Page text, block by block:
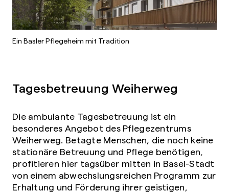
Ein Basler Pflegeheim mit Tradition
Tagesbetreuung Weiherweg
Die ambulante Tagesbetreuung ist ein
besonderes Angebot des Pflegezentrums
Weiherweg. Betagte Menschen, die noch keine
stationäre Betreuung und Pflege benötigen,
profitieren hier tagsüber mitten in Basel-Stadt
von einem abwechslungsreichen Programm zur
Erhaltung und Förderung ihrer geistigen,